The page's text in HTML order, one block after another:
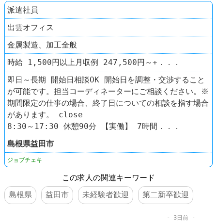
派遣社員
出雲オフィス
金属製造、加工全般
時給 1,500円以上月収例 247,500円～+．．．
即日～長期 開始日相談OK 開始日を調整・交渉すること
が可能です。担当コーディネーターにご相談ください。※
期間限定の仕事の場合、終了日についての相談を指す場合
があります。 close
8:30～17:30 休憩90分 【実働】 7時間．．．
島根県益田市
ジョブチェキ
この求人の関連キーワード
島根県
益田市 未経験者歓迎 第二新卒歓迎
3日前